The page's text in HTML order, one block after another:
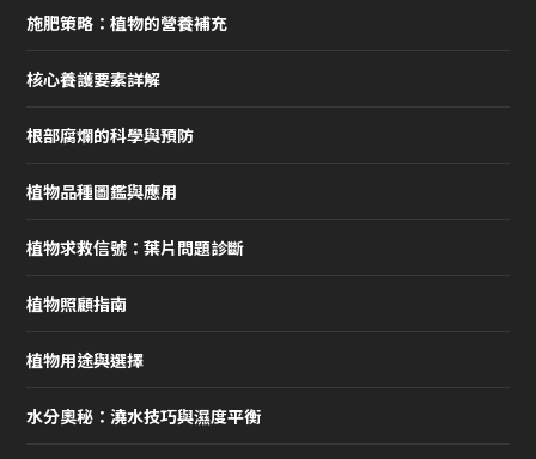
施肥策略：植物的營養補充
核心養護要素詳解
根部腐爛的科學與預防
植物品種圖鑑與應用
植物求救信號：葉片問題診斷
植物照顧指南
植物用途與選擇
水分奧秘：澆水技巧與濕度平衡